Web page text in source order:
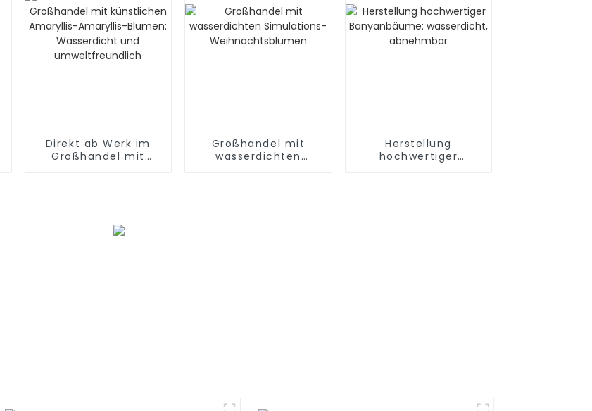
Direkt ab Werk im
Großhandel mit
Großhandel mit
wasserdichten
Herstellung
hochwertiger